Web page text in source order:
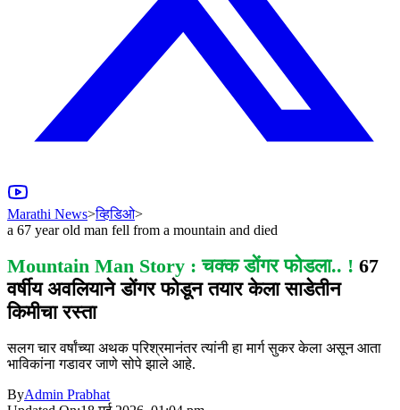
Marathi News>व्हिडिओ>
a 67 year old man fell from a mountain and died
Mountain Man Story : चक्क डोंगर फोडला.. ! 67
वर्षीय अवलियाने डोंगर फोडून तयार केला साडेतीन
किमीचा रस्ता
सलग चार वर्षांच्या अथक परिश्रमानंतर त्यांनी हा मार्ग सुकर केला असून आता
भाविकांना गडावर जाणे सोपे झाले आहे.
ByAdmin Prabhat